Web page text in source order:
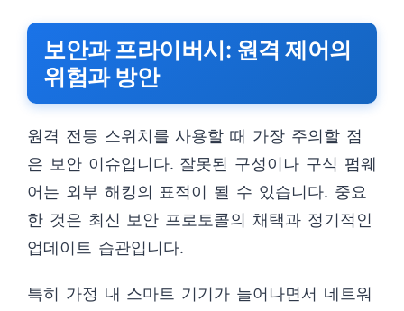
보안과 프라이버시: 원격 제어의
위험과 방안
원격 전등 스위치를 사용할 때 가장 주의할 점
은 보안 이슈입니다. 잘못된 구성이나 구식 펌웨
어는 외부 해킹의 표적이 될 수 있습니다. 중요
한 것은 최신 보안 프로토콜의 채택과 정기적인
업데이트 습관입니다.
특히 가정 내 스마트 기기가 늘어나면서 네트워